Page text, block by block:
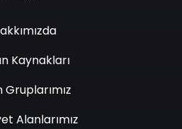
Kaynakları
Gruplarımız
Alanlarımız